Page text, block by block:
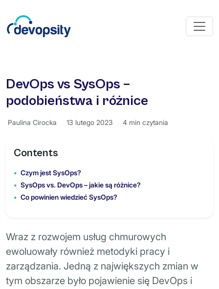
DevOps vs SysOps –
podobieństwa i różnice
Paulina Cirocka 13 lutego 2023 4 min czytania
Contents
Czym jest SysOps?
SysOps vs. DevOps – jakie są różnice?
Co powinien wiedzieć SysOps?
Wraz z rozwojem usług chmurowych
ewoluowały również metodyki pracy i
zarządzania. Jedną z największych zmian w
tym obszarze było pojawienie się DevOps i